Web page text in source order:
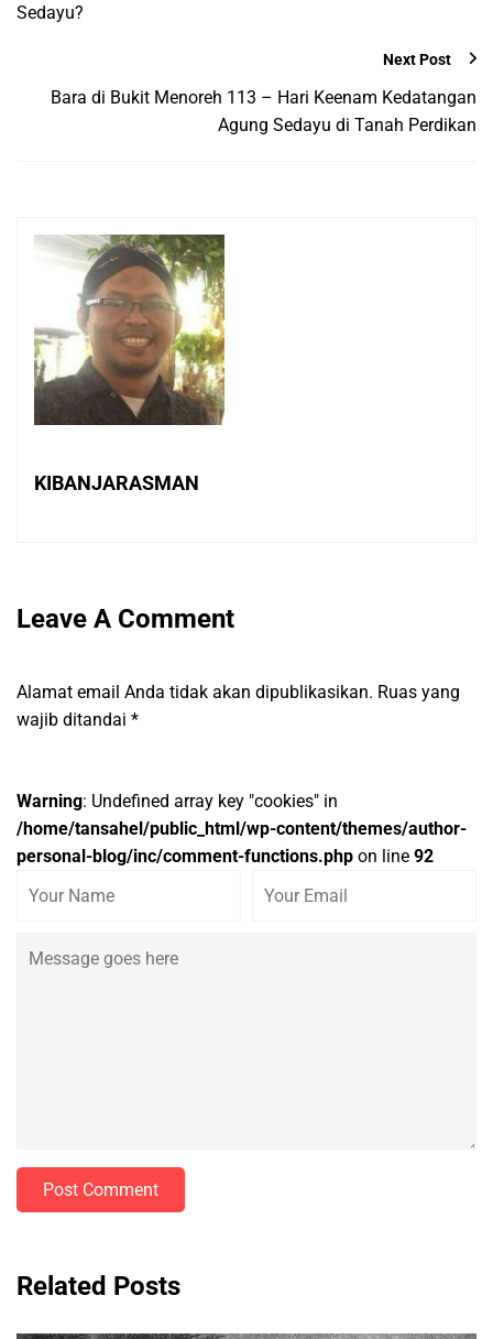
Sedayu?
Next Post
Bara di Bukit Menoreh 113 – Hari Keenam Kedatangan
Agung Sedayu di Tanah Perdikan
KIBANJARASMAN
Leave A Comment
Alamat email Anda tidak akan dipublikasikan. Ruas yang
wajib ditandai *
Warning: Undefined array key "cookies" in
/home/tansahel/public_html/wp-content/themes/author-
personal-blog/inc/comment-functions.php on line 92
Post Comment
Related Posts